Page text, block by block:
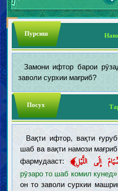
Пурсиш
Замони ифтор барои
заволи сурхии мағриб?
Посух
Вақти ифтор, вақти
шаб ва вақти намози
фармудааст:
إِلَى اللَّيْلِ﴾
рӯзаро то шаб комил кунед»
он то заволи сурхии